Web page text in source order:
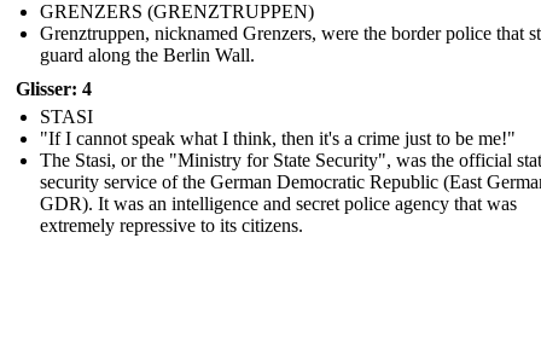
GRENZERS (GRENZTRUPPEN)
Grenztruppen, nicknamed Grenzers, were the border police that
guard along the Berlin Wall.
Glisser: 4
STASI
"If I cannot speak what I think, then it's a crime just to be me!"
The Stasi, or the "Ministry for State Security", was the official
security service of the German Democratic Republic (East
GDR). It was an intelligence and secret police agency that was
extremely repressive to its citizens.